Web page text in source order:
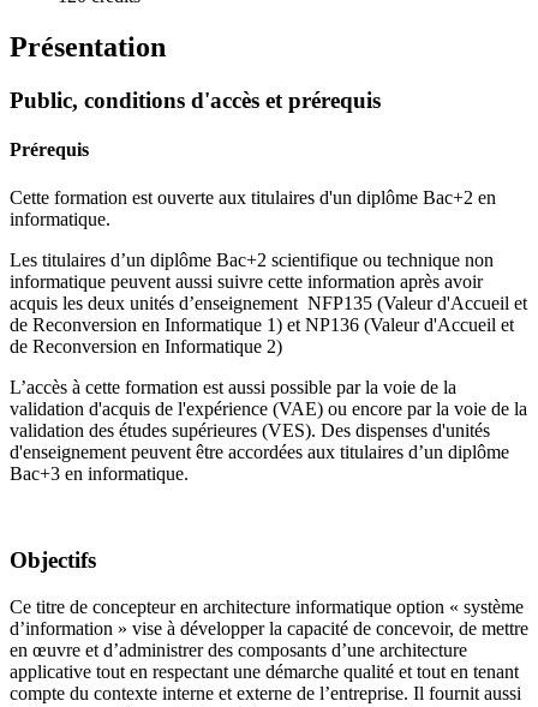
Présentation
Public, conditions d'accès et prérequis
Prérequis
Cette formation est ouverte aux titulaires d'un diplôme Bac+2 en
informatique.
Les titulaires d’un diplôme Bac+2 scientifique ou technique non
informatique peuvent aussi suivre cette information après avoir
acquis les deux unités d’enseignement NFP135 (Valeur d'Accueil et
de Reconversion en Informatique 1) et NP136 (Valeur d'Accueil et
de Reconversion en Informatique 2)
L’accès à cette formation est aussi possible par la voie de la
validation d'acquis de l'expérience (VAE) ou encore par la voie de la
validation des études supérieures (VES). Des dispenses d'unités
d'enseignement peuvent être accordées aux titulaires d’un diplôme
Bac+3 en informatique.
Objectifs
Ce titre de concepteur en architecture informatique option « système
d’information » vise à développer la capacité de concevoir, de mettre
en œuvre et d’administrer des composants d’une architecture
applicative tout en respectant une démarche qualité et tout en tenant
compte du contexte interne et externe de l’entreprise. Il fournit aussi